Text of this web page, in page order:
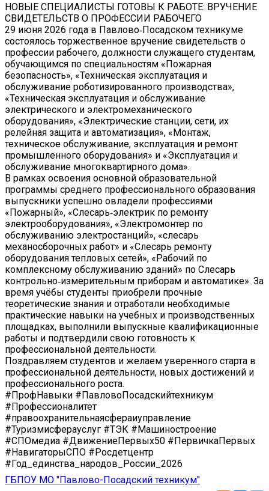
НОВЫЕ СПЕЦИАЛИСТЫ ГОТОВЫ К РАБОТЕ: ВРУЧЕНИЕ
СВИДЕТЕЛЬСТВ О ПРОФЕССИИ РАБОЧЕГО
29 июня 2026 года в Павлово‑Посадском техникуме
состоялось торжественное вручение свидетельств о
профессии рабочего, должности служащего студентам,
обучающимся по специальностям «Пожарная
безопасность», «Техническая эксплуатация и
обслуживание роботизированного производства»,
«Техническая эксплуатация и обслуживание
электрического и электромеханического
оборудования», «Электрические станции, сети, их
релейная защита и автоматизация», «Монтаж,
техническое обслуживание, эксплуатация и ремонт
промышленного оборудования» и «Эксплуатация и
обслуживание многоквартирного дома».
В рамках освоения основной образовательной
программы среднего профессионального образования
выпускники успешно овладели профессиями
«Пожарный», «Слесарь‑электрик по ремонту
электрооборудования», «Электромонтер по
обслуживанию электростанций», «слесарь
механосборочных работ» и «Слесарь ремонту
оборудования тепловых сетей», «Рабочий по
комплексному обслуживанию зданий» по Слесарь
контрольно‑измерительным приборам и автоматике». За
время учёбы студенты приобрели прочные
теоретические знания и отработали необходимые
практические навыки на учебных и производственных
площадках, выполнили выпускные квалификационные
работы и подтвердили свою готовность к
профессиональной деятельности.
Поздравляем студентов и желаем уверенного старта в
профессиональной деятельности, новых достижений и
профессионального роста.
#ПрофНавыки #ПавловоПосадскийтехникум
#Профессионалитет
#правоохранительнаясфераиуправление
#Туризмисферауслуг #ТЭК #Машиностроение
#СПОмедиа #ДвижениеПервых50 #ПервичкаПервых
#НавигаторыСПО #Росдетцентр
#Год_единства_народов_России_2026
ГБПОУ МО "Павлово-Посадский техникум"